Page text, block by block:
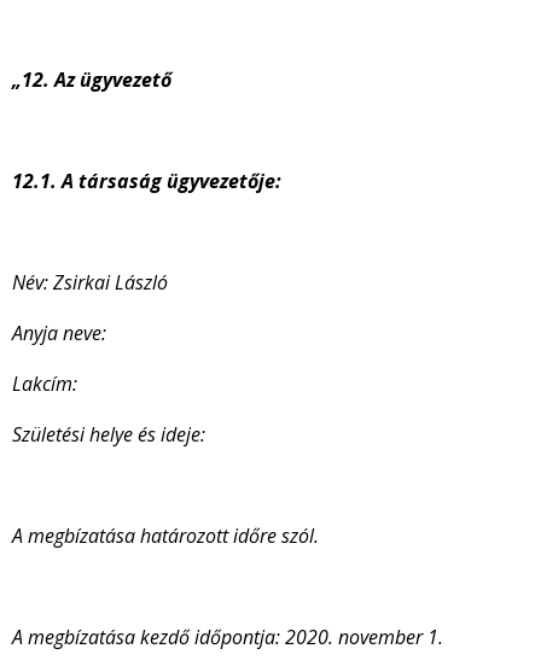
„12. Az ügyvezető
12.1.A társaság ügyvezetője:
Név: Zsirkai László
Anyja neve:
Lakcím:
Születési helye és ideje:
A megbízatása határozott időre szól.
A megbízatása kezdő időpontja: 2020. november 1.